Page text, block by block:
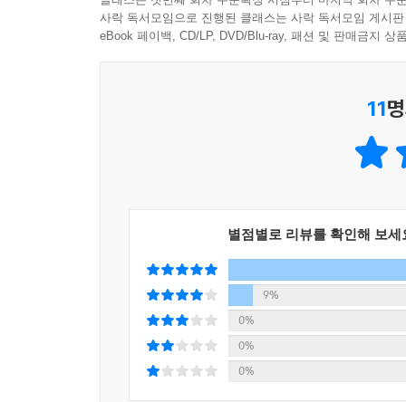
결론은 이렇습니다. 각 장마다 간단한 영문법 설
강의하고 있는 영어 강사로서 자신 있게 말할 수
영원한 영어 강사
저자 박신규
사락 독서모임으로 진행된 클래스는 사락 독서모임 게시
eBook 페이백, CD/LP, DVD/Blu-ray, 패션 및 판매금지 상
11
별점별로 리뷰를 확인해 보세
9%
0%
0%
0%